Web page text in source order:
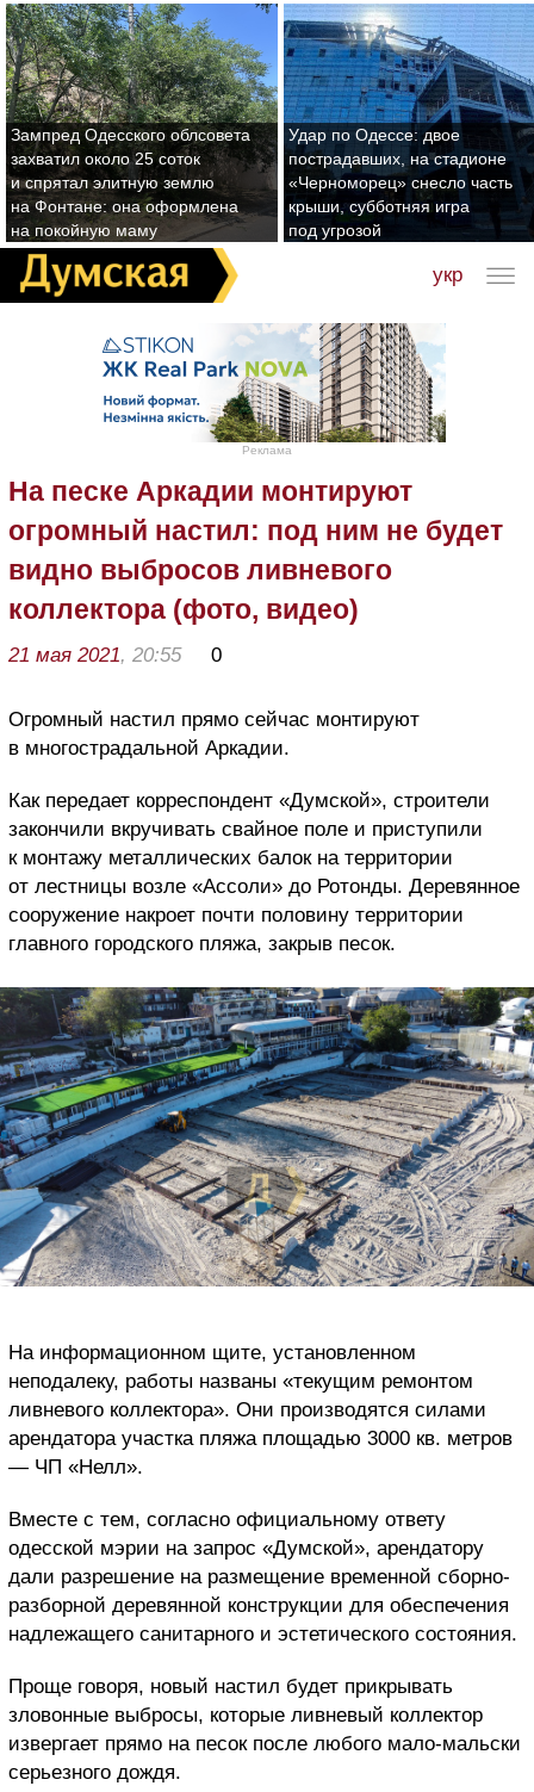
Зампред Одесского облсовета
захватил около 25 соток
и спрятал элитную землю
на Фонтане: она оформлена
на покойную маму
Удар по Одессе: двое
пострадавших, на стадионе
«Черноморец» снесло часть
крыши, субботняя игра
под угрозой
укр
Реклама
На песке Аркадии монтируют
огромный настил: под ним не будет
видно выбросов ливневого
коллектора (фото, видео)
21 мая 2021, 20:55 0
Огромный настил прямо сейчас монтируют
в многострадальной Аркадии.
Как передает корреспондент «Думской», строители
закончили вкручивать свайное поле и приступили
к монтажу металлических балок на территории
от лестницы возле «Ассоли» до Ротонды. Деревянное
сооружение накроет почти половину территории
главного городского пляжа, закрыв песок.
На информационном щите, установленном
неподалеку, работы названы «текущим ремонтом
ливневого коллектора». Они производятся силами
арендатора участка пляжа площадью 3000 кв. метров
— ЧП «Нелл».
Вместе с тем, согласно официальному ответу
одесской мэрии на запрос «Думской», арендатору
дали разрешение на размещение временной сборно-
разборной деревянной конструкции для обеспечения
надлежащего санитарного и эстетического состояния.
Проще говоря, новый настил будет прикрывать
зловонные выбросы, которые ливневый коллектор
извергает прямо на песок после любого мало-мальски
серьезного дождя.